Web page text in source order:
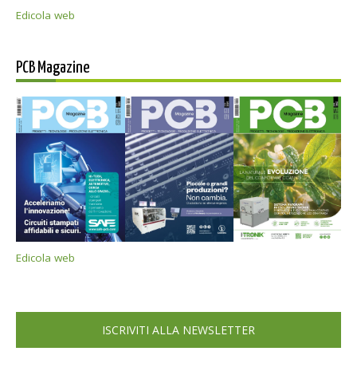
Edicola web
PCB Magazine
Edicola web
ISCRIVITI ALLA NEWSLETTER